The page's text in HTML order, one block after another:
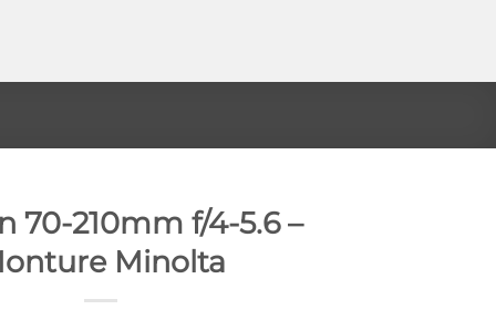
70-210mm f/4-5.6 –
Minolta